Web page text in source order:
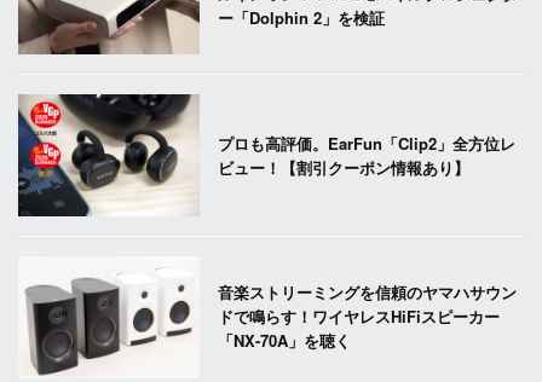
ー「Dolphin 2」を検証
プロも高評価。EarFun「Clip2」全方位レ
ビュー！【割引クーポン情報あり】
音楽ストリーミングを信頼のヤマハサウン
ドで鳴らす！ワイヤレスHiFiスピーカー
「NX-70A」を聴く